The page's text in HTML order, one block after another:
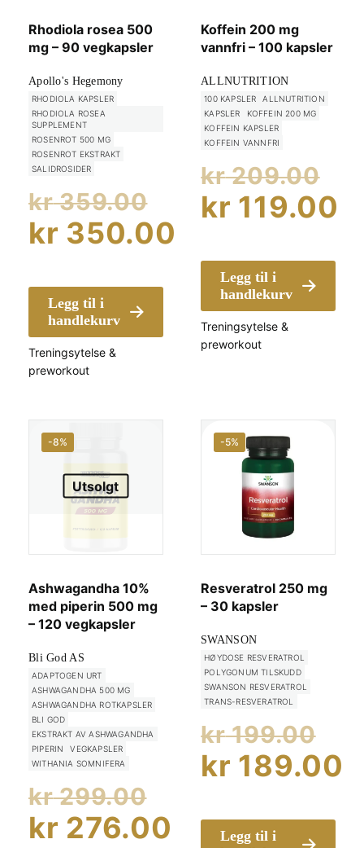
Rhodiola rosea 500
mg – 90 vegkapsler
Apollo's Hegemony
RHODIOLA KAPSLER
RHODIOLA ROSEA
SUPPLEMENT
ROSENROT 500 MG
ROSENROT EKSTRAKT
SALIDROSIDER
kr359.00
Opprinnelig
pris
var:
kr 359.00.
kr 350.00
pris
er:
kr 350.00.
Legg til i
handlekurv
Treningsytelse &
preworkout
Koffein 200 mg
vannfri – 100 kapsler
ALLNUTRITION
100 KAPSLER
ALLNUTRITION
KAPSLER
KOFFEIN 200 MG
KOFFEIN KAPSLER
KOFFEIN VANNFRI
kr209.00
kr
kr 119.00
pris
er:
kr 119.00.
Legg til i
handlekurv
Treningsytelse &
preworkout
-8%
Utsolgt
Ashwagandha 10%
med piperin 500 mg
– 120 vegkapsler
Bli God AS
ADAPTOGEN URT
ASHWAGANDHA 500 MG
ASHWAGANDHA ROTKAPSLER
BLI GOD
EKSTRAKT AV ASHWAGANDHA
PIPERIN
VEGKAPSLER
WITHANIA SOMNIFERA
kr299.00
pris
kr 276.00
-5%
Resveratrol 250 mg
– 30 kapsler
SWANSON
HØYDOSE RESVERATROL
POLYGONUM TILSKUDD
SWANSON RESVERATROL
TRANS-RESVERATROL
kr199.00
kr
kr 189.00
pris
Legg til i